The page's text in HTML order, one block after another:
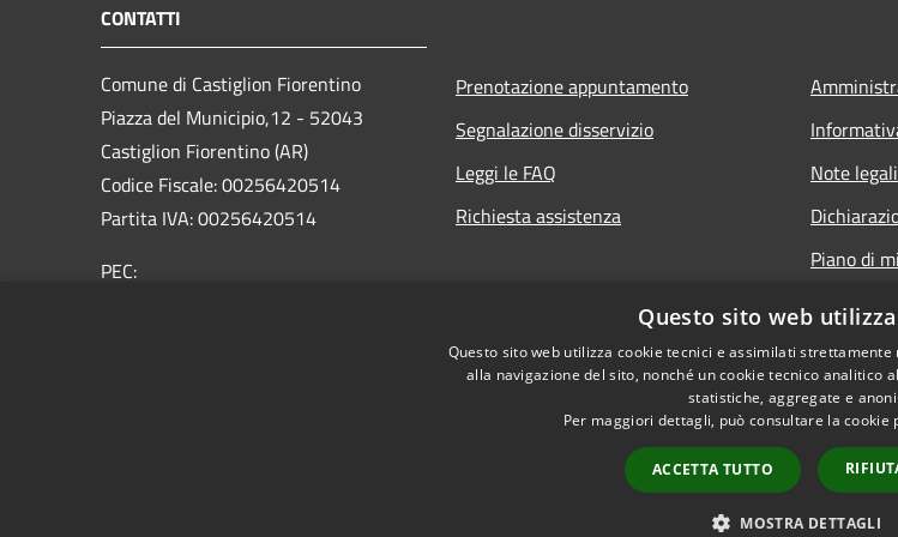
CONTATTI
Comune di Castiglion Fiorentino
Piazza del Municipio,12 - 52043
Castiglion Fiorentino (AR)
Codice Fiscale: 00256420514
Partita IVA: 00256420514
PEC:
Prenotazione appuntamento
Segnalazione disservizio
Leggi le FAQ
Richiesta assistenza
Note legali
Piano di
Whistleblowing
Questo sito web
Questo sito web utilizza cookie tecnici e assimilati
alla navigazione del sito, nonché un cookie tecnico analitico
statistiche, aggregate e
Per maggiori dettagli, può consultare la cookie
ACCETTA TUTTO
MOSTRA DETTAGLI